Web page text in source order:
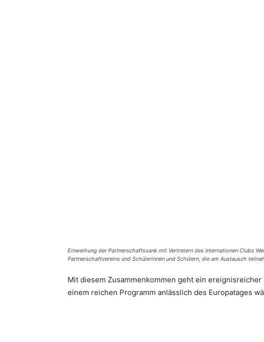
Einweihung der Partnerschaftssank mit Vertretern des Internationen Clubs
Partnerschaftvereins und Schülerinnen und Schülern, die am Austausch
Mit diesem Zusammenkommen geht ein
einem reichen Programm anlässlich des Europatages